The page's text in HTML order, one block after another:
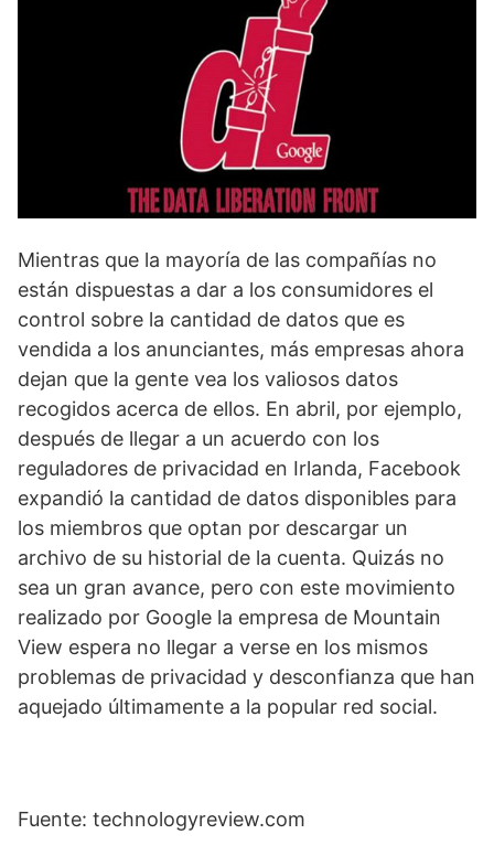
Mientras que la mayoría de las compañías no
están dispuestas a dar a los consumidores el
control sobre la cantidad de datos que es
vendida a los anunciantes, más empresas ahora
dejan que la gente vea los valiosos datos
recogidos acerca de ellos. En abril, por ejemplo,
después de llegar a un acuerdo con los
reguladores de privacidad en Irlanda, Facebook
expandió la cantidad de datos disponibles para
los miembros que optan por descargar un
archivo de su historial de la cuenta. Quizás no
sea un gran avance, pero con este movimiento
realizado por Google la empresa de Mountain
View espera no llegar a verse en los mismos
problemas de privacidad y desconfianza que han
aquejado últimamente a la popular red social.
Fuente: technologyreview.com